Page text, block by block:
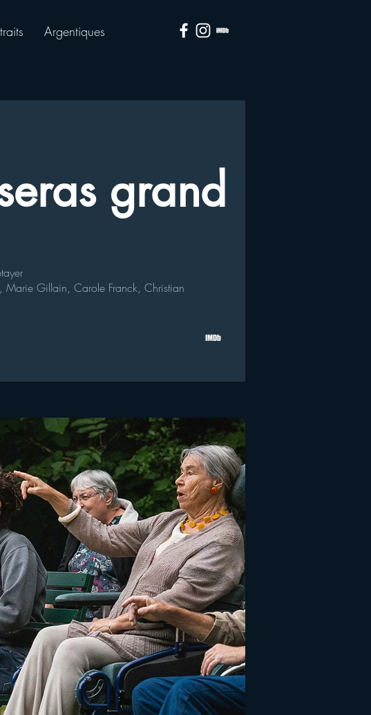
Argentiques
, Marie Gillain, Carole Franck, Christian
grand